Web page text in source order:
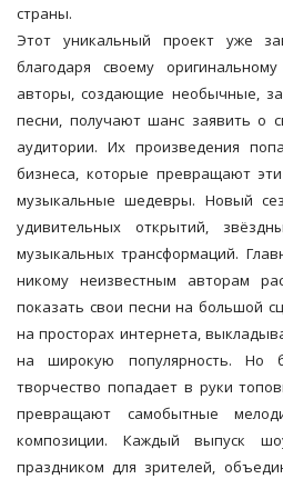
страны.
Этот уникальный проект уже
благодаря своему
авторы, создающие необычные,
песни, получают шанс заявить о
аудитории. Их произведения
бизнеса, которые превращают
музыкальные шедевры. Новый
удивительных открытий,
музыкальных трансформаций.
никому неизвестным авторам
показать свои песни на большой
на просторах интернета,
на широкую популярность. Но
творчество попадает в руки
превращают самобытные
композиции. Каждый выпуск
праздником для зрителей,